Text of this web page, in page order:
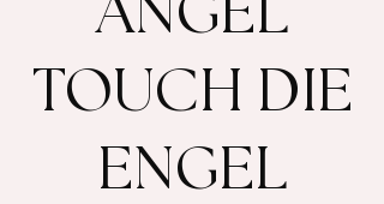
ANGEL
TOUCH DIE
ENGEL